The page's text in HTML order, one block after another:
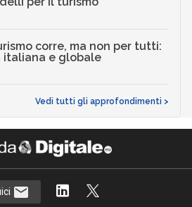
corre, ma non per tutti:
italiana e globale
Vedi tutti gli approfondimenti >